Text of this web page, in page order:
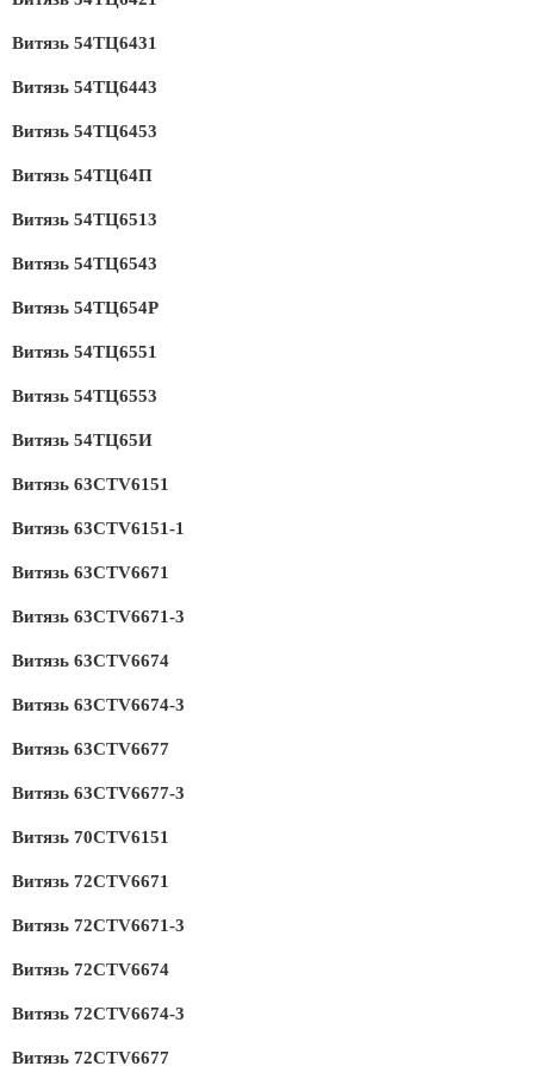
Витязь 54ТЦ6431
Витязь 54ТЦ6443
Витязь 54ТЦ6453
Витязь 54ТЦ64П
Витязь 54ТЦ6513
Витязь 54ТЦ6543
Витязь 54ТЦ654Р
Витязь 54ТЦ6551
Витязь 54ТЦ6553
Витязь 54ТЦ65И
Витязь 63CTV6151
Витязь 63CTV6151-1
Витязь 63CTV6671
Витязь 63CTV6671-3
Витязь 63CTV6674
Витязь 63CTV6674-3
Витязь 63CTV6677
Витязь 63CTV6677-3
Витязь 70CTV6151
Витязь 72CTV6671
Витязь 72CTV6671-3
Витязь 72CTV6674
Витязь 72CTV6674-3
Витязь 72CTV6677